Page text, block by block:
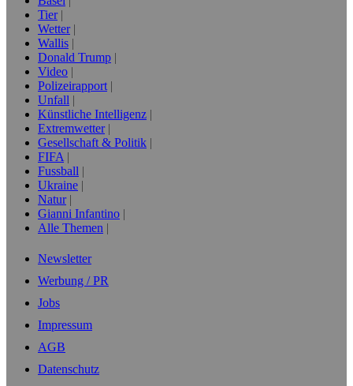
Tier
Wetter
Wallis
Donald Trump
Video
Polizeirapport
Unfall
Künstliche Intelligenz
Extremwetter
Gesellschaft & Politik
FIFA
Fussball
Ukraine
Natur
Gianni Infantino
Alle Themen
Newsletter
Werbung / PR
Jobs
Impressum
AGB
Datenschutz